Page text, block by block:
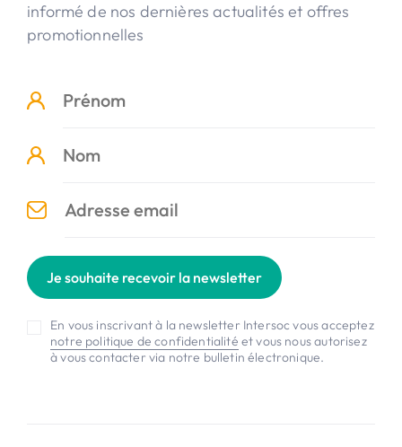
informé de nos dernières actualités et offres
promotionnelles
Je souhaite recevoir la newsletter
En vous inscrivant à la newsletter Intersoc vous acceptez
notre politique de confidentialité et vous nous autorisez
à vous contacter via notre bulletin électronique.